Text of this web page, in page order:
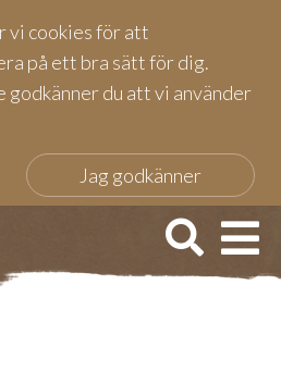
vi cookies för att
på ett bra sätt för dig.
godkänner du att vi använder
Jag godkänner